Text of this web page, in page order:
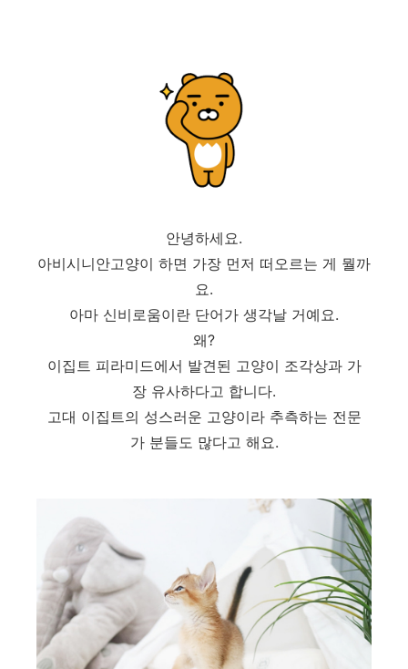
안녕하세요.
아비시니안고양이 하면 가장 먼저 떠오르는 게 뭘까
요.
아마 신비로움이란 단어가 생각날 거예요.
왜?
이집트 피라미드에서 발견된 고양이 조각상과 가
장 유사하다고 합니다.
고대 이집트의 성스러운 고양이라 추측하는 전문
가 분들도 많다고 해요.